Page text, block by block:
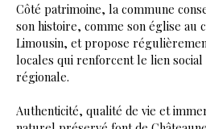
Côté patrimoine, la commune
son histoire, comme son église au
Limousin, et propose
locales qui renforcent le lien
régionale.
Authenticité, qualité de vie et